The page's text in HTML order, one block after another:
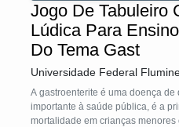
Jogo De Tabuleiro
Lúdica Para
Do Tema Gast
Universidade Federal
A gastroenterite é uma doença de
importante à saúde pública, é a
mortalidade em crianças menores